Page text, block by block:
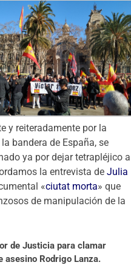
y reiteradamente por la
bandera de España, se
ya por dejar tetrapléjico a
la entrevista deJulia
«ciutat morta» que
de manipulación de la
de Justicia para clamar
asesino Rodrigo Lanza.